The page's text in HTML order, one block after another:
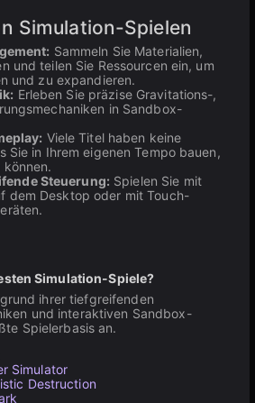
Simulation-Spielen
Sammeln Sie Materialien,
und teilen Sie Ressourcen ein, um
und zu expandieren.
Erleben Sie präzise Gravitations-,
in Sandbox-
Viele Titel haben keine
Sie in Ihrem eigenen Tempo bauen,
Steuerung: Spielen Sie mit
dem Desktop oder mit Touch-
Simulation-Spiele?
ihrer tiefgreifenden
und interaktiven Sandbox-
Spielerbasis an.
Simulator
Destruction